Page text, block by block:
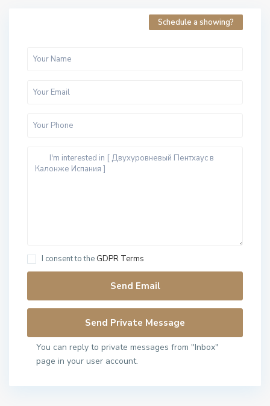
Schedule a showing?
I consent to the GDPR Terms
You can reply to private messages from "Inbox"
page in your user account.